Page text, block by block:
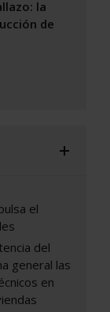
la
de
el
del
general las
en